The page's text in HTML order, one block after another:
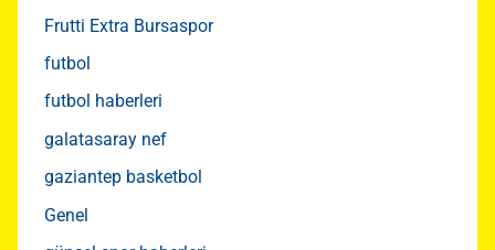
Frutti Extra Bursaspor
futbol
futbol haberleri
galatasaray nef
gaziantep basketbol
Genel